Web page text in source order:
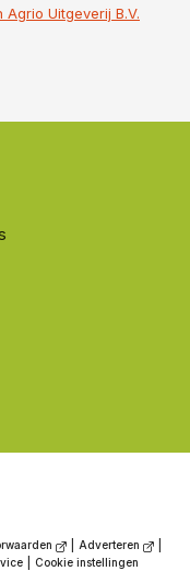
Uitgeverij B.V.
Adverteren
Cookie instellingen